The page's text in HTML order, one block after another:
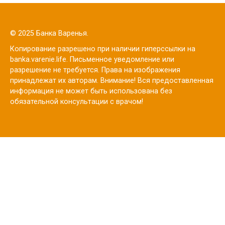
© 2025 Банка Варенья.
Копирование разрешено при наличии гиперссылки на
banka.varenie.life. Письменное уведомление или
разрешение не требуется. Права на изображения
принадлежат их авторам. Внимание! Вся предоставленная
информация не может быть использована без
обязательной консультации с врачом!